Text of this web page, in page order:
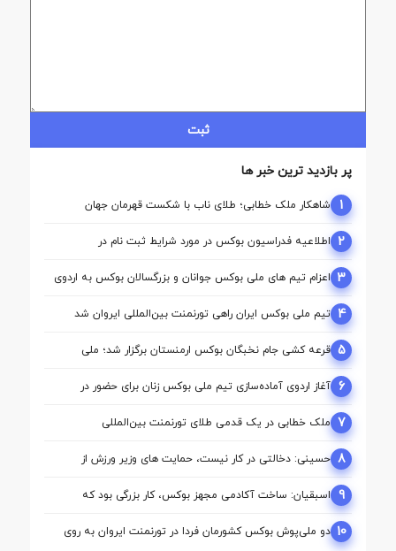
ثبت
پر بازدید ترین خبر ها
1 شاهکار ملک‌ خطابی؛ طلای ناب با شکست قهرمان جهان
2 اطلاعیه فدراسیون بوکس در مورد شرایط ثبت نام در
کمیسیون ها
3 اعزام تیم ‌های ملی بوکس جوانان و بزرگسالان بوکس به اردوی
مشترک ازبکستان
4 تیم ملی بوکس ایران راهی تورنمنت بین‌المللی ایروان شد
5 قرعه‌ کشی جام نخبگان بوکس ارمنستان برگزار شد؛ ملی‌
پوشان ایران حریفان خود را شناختند
6 آغاز اردوی آماده‌سازی تیم ملی بوکس زنان برای حضور در
بازی‌های آسیایی ناگویا
7 ملک‌ خطابی در یک قدمی طلای تورنمنت بین‌المللی
ارمنستان/ محمدنژاد به مدال برنز رسید
8 حسینی: دخالتی در کار نیست، حمایت های وزیر ورزش از
مالی صاحب خانه می شود 9 اسبقیان: ساخت آکادمی مجهز بوکس، کار بزرگی بود که
حسینی برای این رشته انجام داد
10 دو ملی‌پوش بوکس کشورمان فردا در تورنمنت ایروان به روی
رینگ می‌روند